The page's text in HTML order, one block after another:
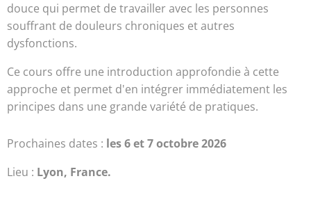
douce qui permet de travailler avec les personnes
souffrant de douleurs chroniques et autres
dysfonctions.
Ce cours offre une introduction approfondie à cette
approche et permet d'en intégrer immédiatement les
principes dans une grande variété de pratiques.
Prochaines dates : les 6 et 7 octobre 2026
Lieu : Lyon, France.